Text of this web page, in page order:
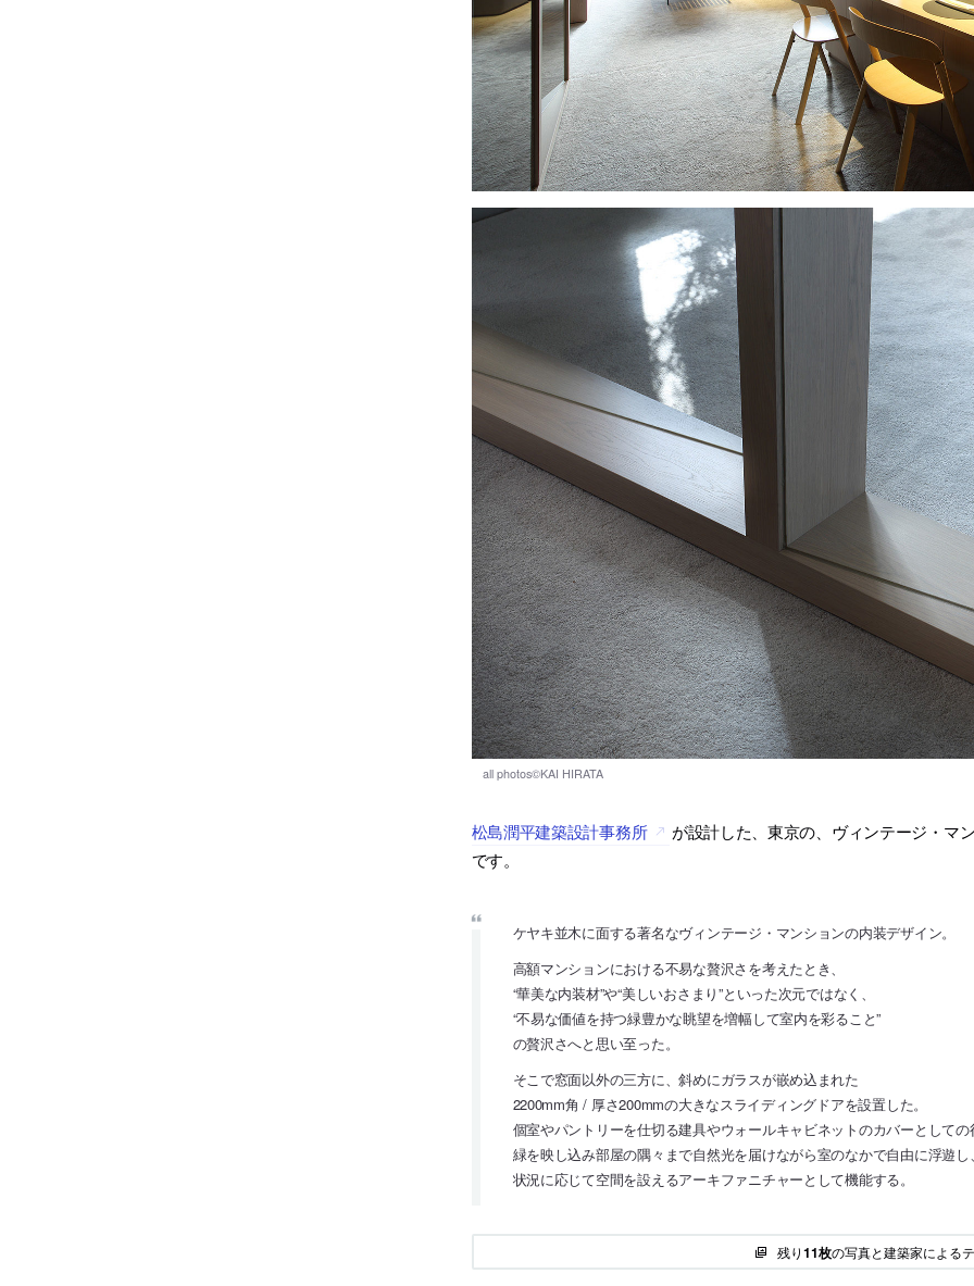
松島潤平建築設計事務所
が設計した、東京の、ヴィンテージ・マ
です。
ケヤキ並木に面する著名なヴィンテージ・マンションの内装デザイン。
高額マンションにおける不易な贅沢さを考えたとき、
“華美な内装材”や“美しいおさまり”といった次元ではなく、
“不易な価値を持つ緑豊かな眺望を増幅して室内を彩ること”
の贅沢さへと思い至った。
そこで窓面以外の三方に、斜めにガラスが嵌め込まれた
2200mm角 / 厚さ200mmの大きなスライディングドアを設置した。
個室やパントリーを仕切る建具やウォールキャビネットのカバーとしての
緑を映し込み部屋の隅々まで自然光を届けながら室のなかで自由に浮遊し、
状況に応じて空間を設えるアーキファニチャーとして機能する。
残り11枚の写真と建築家による